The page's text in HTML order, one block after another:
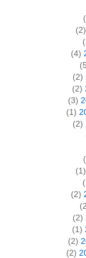
(2)
(4)
(2)
(2)
(3)
(1)
(2)
(1)
(2)
(2)
(1)
(2)
(2)